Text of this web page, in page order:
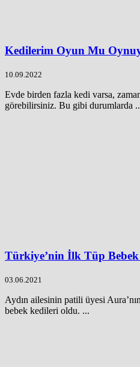
Kedilerim Oyun Mu
10.09.2022
Evde birden fazla kedi varsa,
görebilirsiniz. Bu gibi durumlarda
Türkiye’nin İlk Tüp
03.06.2021
Aydın ailesinin patili üyesi
bebek kedileri oldu. ...